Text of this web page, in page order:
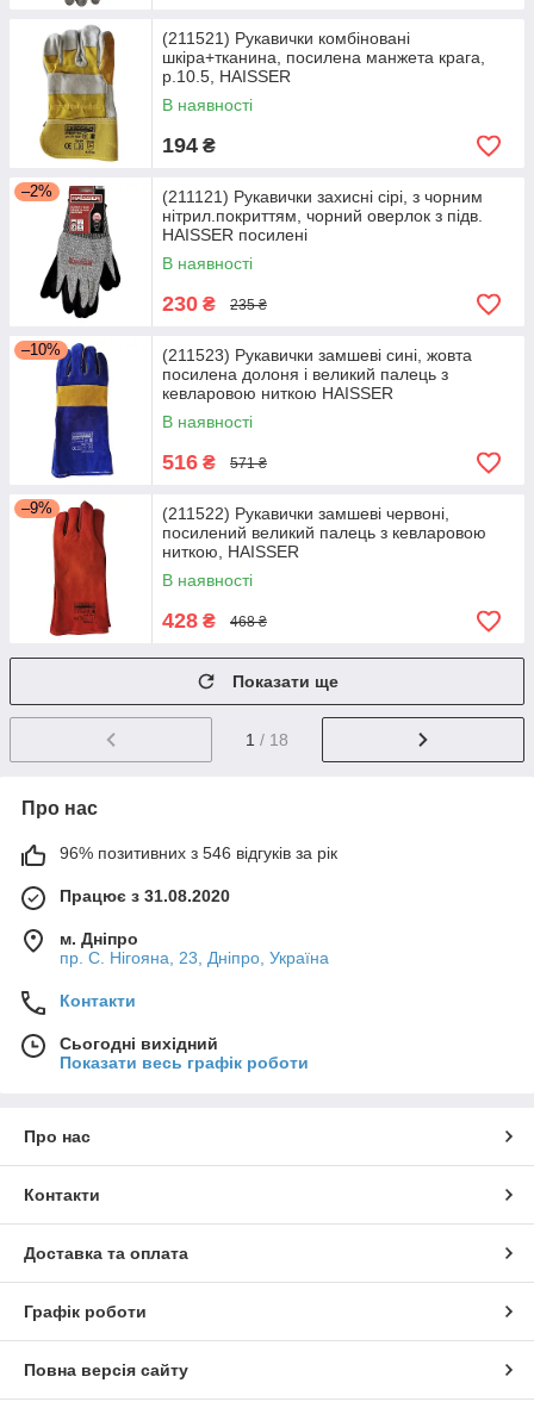
(211521) Рукавички комбіновані
шкіра+тканина, посилена манжета крага,
р.10.5, HAISSER
В наявності
194 ₴
–2%
(211121) Рукавички захисні сірі, з чорним
нітрил.покриттям, чорний оверлок з підв.
HAISSER посилені
В наявності
230 ₴ 235 ₴
–10%
(211523) Рукавички замшеві сині, жовта
посилена долоня і великий палець з
кевларовою ниткою HAISSER
В наявності
516 ₴ 571 ₴
–9%
(211522) Рукавички замшеві червоні,
посилений великий палець з кевларовою
ниткою, HAISSER
В наявності
428 ₴ 468 ₴
Показати ще
1 / 18
Про нас
96% позитивних з 546 відгуків за рік
Працює з 31.08.2020
м. Дніпро
пр. С. Нігояна, 23, Дніпро, Україна
Контакти
Сьогодні вихідний
Показати весь графік роботи
Про нас
Контакти
Доставка та оплата
Графік роботи
Повна версія сайту